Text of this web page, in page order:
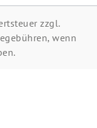
zzgl.
wenn